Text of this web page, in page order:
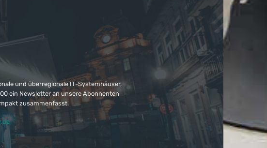
und überregionale IT-Systemhäuser,
ein Newsletter an unsere Abonnenten
zusammenfasst.